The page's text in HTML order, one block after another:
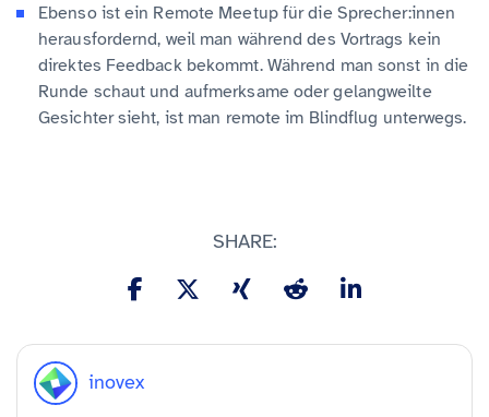
Ebenso ist ein Remote Meetup für die Sprecher:innen
herausfordernd, weil man während des Vortrags kein
direktes Feedback bekommt. Während man sonst in die
Runde schaut und aufmerksame oder gelangweilte
Gesichter sieht, ist man remote im Blindflug unterwegs.
SHARE:
inovex